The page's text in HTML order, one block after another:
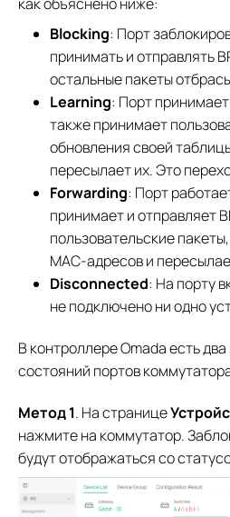
Blocking: Порт
принимать и отправлять
остальные пакеты
Learning: Порт
также принимает
обновления своей
пересылает их. Это
Forwarding: Порт
принимает и отправляет
пользовательские
MAC-адресов и
Disconnected: На порту
не подключено ни одно
В контроллере Omada есть
состояний портов
Метод 1. На странице
нажмите на коммутатор.
будут отображаться со